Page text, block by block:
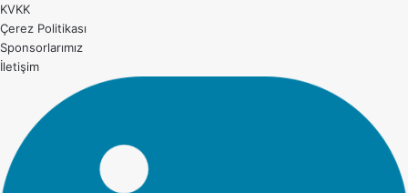
KVKK
Çerez Politikası
Sponsorlarımız
İletişim